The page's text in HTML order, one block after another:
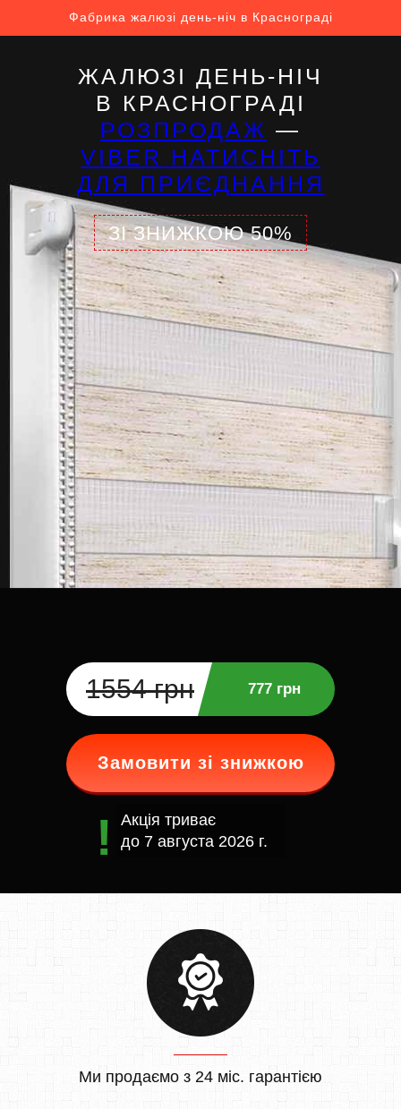
Фабрика жалюзі день-ніч в Краснограді
ЖАЛЮЗІ ДЕНЬ-НІЧ
В КРАСНОГРАДІ
РОЗПРОДАЖ —
VIBER НАТИСНІТЬ
ДЛЯ ПРИЄДНАННЯ
ЗІ ЗНИЖКОЮ 50%
1554 грн 777 грн
Замовити зі знижкою
Акція триває
до 7 августа 2026 г.
Ми продаємо з 24 міс. гарантією